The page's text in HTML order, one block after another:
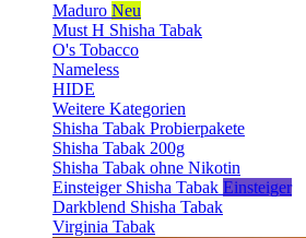
Maduro Neu
Must H Shisha Tabak
O's Tobacco
Nameless
HIDE
Weitere Kategorien
Shisha Tabak Probierpakete
Shisha Tabak 200g
Shisha Tabak ohne Nikotin
Einsteiger Shisha Tabak Einsteiger
Darkblend Shisha Tabak
Virginia Tabak